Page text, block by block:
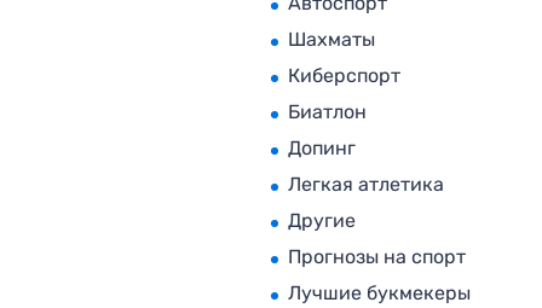
Шахматы
Киберспорт
Биатлон
Допинг
Легкая атлетика
Другие
Прогнозы на спорт
Лучшие букмекеры